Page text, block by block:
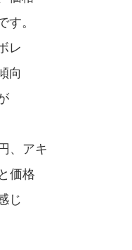
す。
レ
向
、アキ
価格
じ